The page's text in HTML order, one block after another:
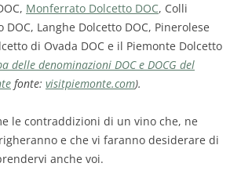
Monferrato Dolcetto DOC, Colli
Langhe Dolcetto DOC, Pinerolese
di Ovada DOC e il Piemonte Dolcetto
delle denominazioni DOC e DOCG del
fonte: visitpiemonte.com).
le contraddizioni di un vino che, ne
e che vi faranno desiderare di
anche voi.